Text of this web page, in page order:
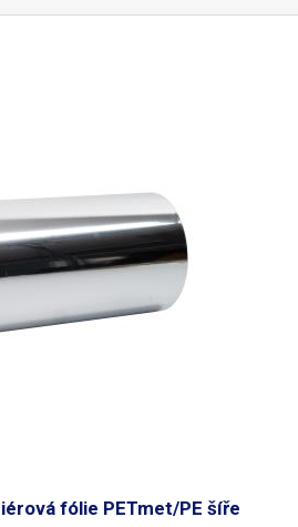
také pomocí jakékoliv pákové svářečky z
fólie PETmet/PE šíře